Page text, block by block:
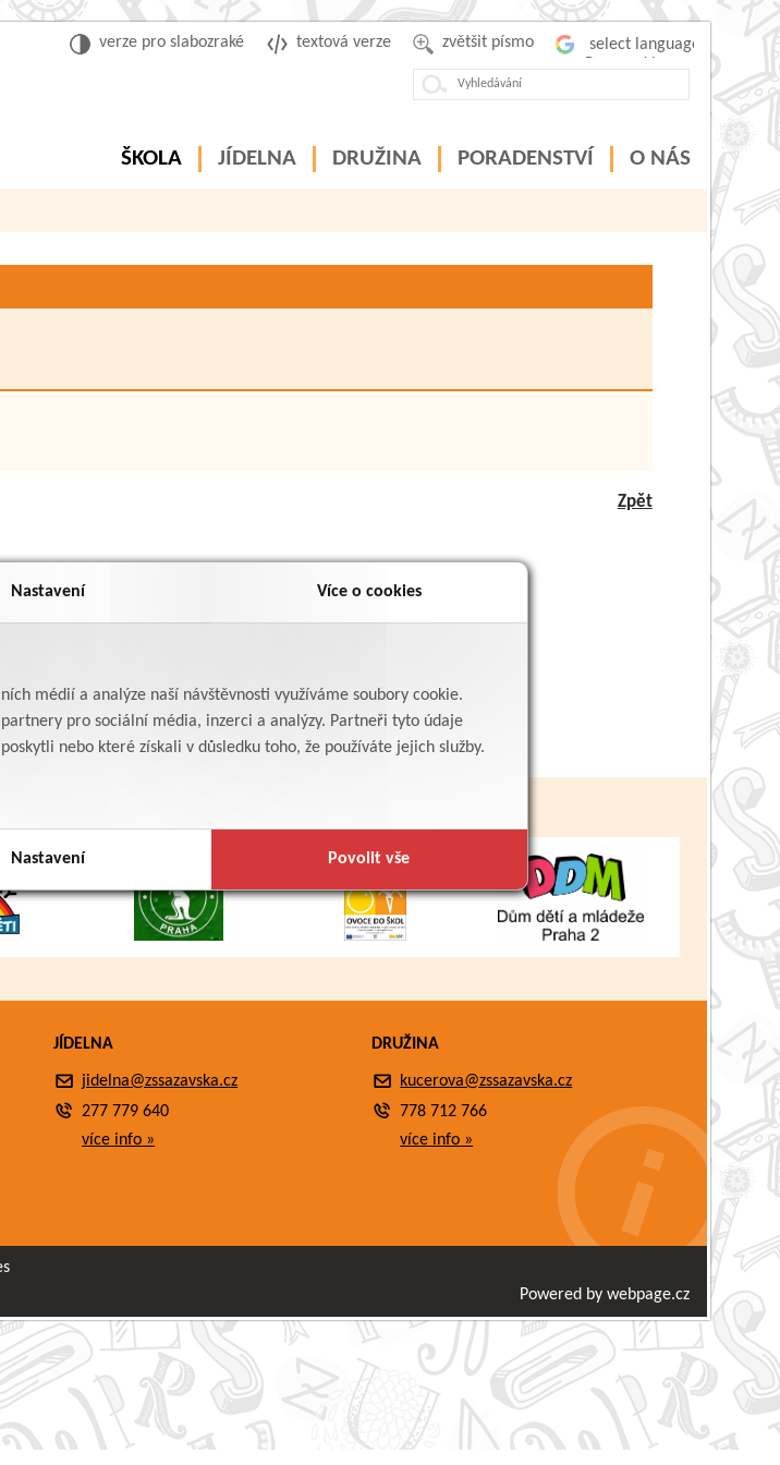
Nastavení Více o cookies
médií a analýze naší návštěvnosti využíváme soubory cookie.
pro sociální média, inzerci a analýzy. Partneři tyto údaje
nebo které získali v důsledku toho, že používáte jejich služby.
Nastavení Povolit vše
zvětšit písmo
textová verze
verze pro slabozraké
ŠKOLA JÍDELNA DRUŽINA PORADENSTVÍ O NÁS
Zpět
JÍDELNA
jidelna@zssazavska.cz
277 779 640
více info »
DRUŽINA
kucerova@zssazavska.cz
778 712 766
více info »
Powered by webpage.cz